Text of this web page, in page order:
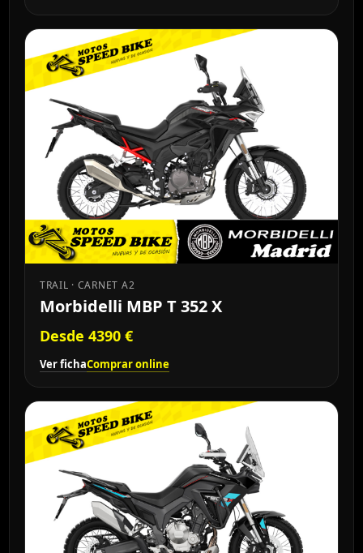
TRAIL · CARNET A2
Morbidelli MBP T 352 X
Desde 4390 €
Ver fichaComprar online